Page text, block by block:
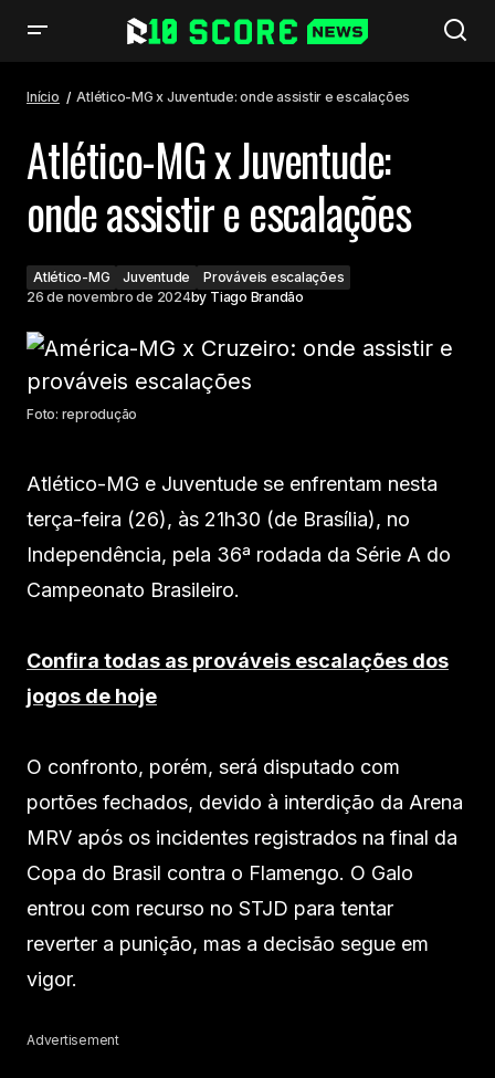
Início Atlético-MG x Juventude: onde assistir e escalações
Atlético-MG x Juventude:
onde assistir e escalações
Atlético-MG Juventude
Prováveis escalações
26 de novembro de 2024by Tiago Brandão
Foto: reprodução
Atlético-MG e Juventude se enfrentam nesta
terça-feira (26), às 21h30 (de Brasília), no
Independência, pela 36ª rodada da Série A do
Campeonato Brasileiro.
Confira todas as prováveis escalações dos
jogos de hoje
O confronto, porém, será disputado com
portões fechados, devido à interdição da Arena
MRV após os incidentes registrados na final da
Copa do Brasil contra o Flamengo. O Galo
entrou com recurso no STJD para tentar
reverter a punição, mas a decisão segue em
vigor.
Advertisement